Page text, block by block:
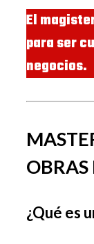
El
para ser
negocios.
OBRAS
¿Qué es